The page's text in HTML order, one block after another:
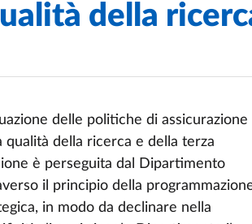
/ della
delle politiche di assicurazione
qualità della ricerca e della terza
è perseguita dal Dipartimento
il principio della
in modo da declinare nella